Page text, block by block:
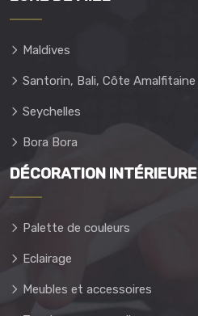
Maldives
Santorin, Bali, Côte Amalfitaine
Seychelles
Bora Bora
DÉCORATION INTÉRIEURE
Palette de couleurs
Eclairage
Meubles et accessoires